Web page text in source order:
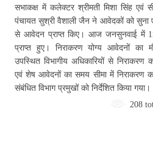
सभाकक्ष में कलेक्टर श्रीमती मिशा सिंह एवं
पंचायत सुश्री वैशाली जैन ने आवेदकों को सुना
से आवेदन प्राप्त किए। आज जनसुनवाई में
प्राप्त हुए। निराकरण योग्य आवेदनों का
उपस्थित विभागीय अधिकारियों से निराकरण
एवं शेष आवेदनों का समय सीमा में निराकरण
संबंधित विभाग प्रमुखों को निर्देशित किया गया।
208